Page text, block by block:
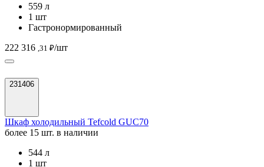
559 л
1 шт
Гастронормированный
222 316 ,31 ₽/шт
231406
Шкаф холодильный Tefcold GUC70
более 15 шт. в наличии
544 л
1 шт